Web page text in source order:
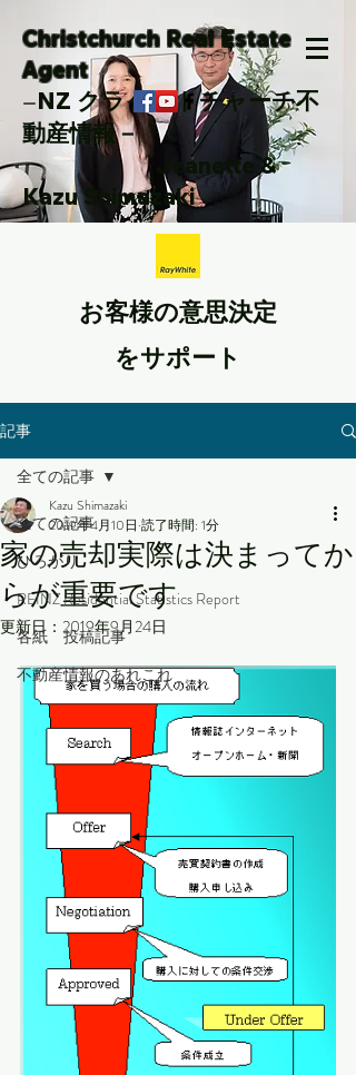
Christchurch Real Estate
Agent
ーNZ クライストチャーチ不
動産情報－
Jeanette &
Kazu Shimazaki
お客様の意思決定
をサポート
記事
全ての記事
ひろがり
REINZ Residential Statistics Report
各紙 投稿記事
不動産情報のあれこれ
全ての記事
家の売却実際は決まってか
らが重要です
Kazu Shimazaki
2019年4月10日 読了時間: 1分
更新日： 2019年9月24日